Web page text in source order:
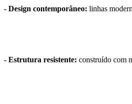
- Design contemporâneo: linhas
- Estrutura resistente: construído com